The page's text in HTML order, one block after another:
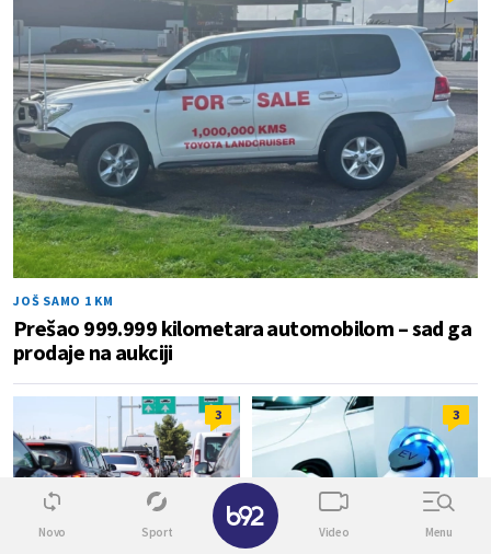
JOŠ SAMO 1 KM
Prešao 999.999 kilometara automobilom – sad ga
prodaje na aukciji
3 3
Novo Sport Video Menu
✕